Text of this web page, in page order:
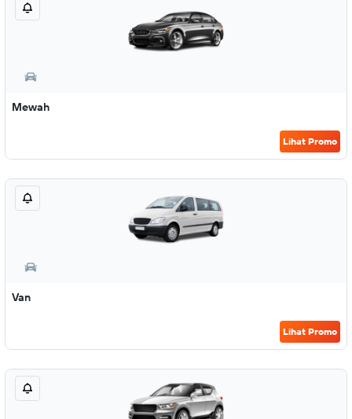
Mewah
Lihat Promo
Van
Lihat Promo